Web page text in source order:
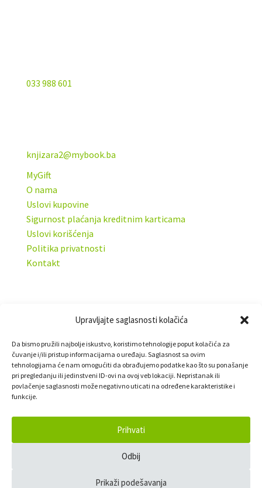
Upravljajte saglasnosti kolačića
Da bismo pružili najbolje iskustvo, koristimo tehnologije poput kolačića za
čuvanje i/ili pristup informacijama o uređaju. Saglasnost sa ovim
tehnologijama će nam omogućiti da obrađujemo podatke kao što su ponašanje
pri pregledanju ili jedinstveni ID-ovi na ovoj veb lokaciji. Nepristanak ili
povlačenje saglasnosti može negativno uticati na određene karakteristike i
funkcije.
Prihvati
Odbij
Prikaži podešavanja
033 988 601
knjizara2@mybook.ba
MyGift
O nama
Uslovi kupovine
Sigurnost plaćanja kreditnim karticama
Uslovi korišćenja
Politika privatnosti
Kontakt
Copyright © MyBook 2022